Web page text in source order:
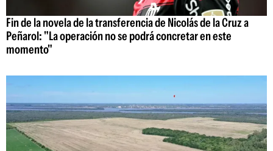
Fin de la novela de la transferencia de Nicolás de la Cruz a
Peñarol: "La operación no se podrá concretar en este
momento"